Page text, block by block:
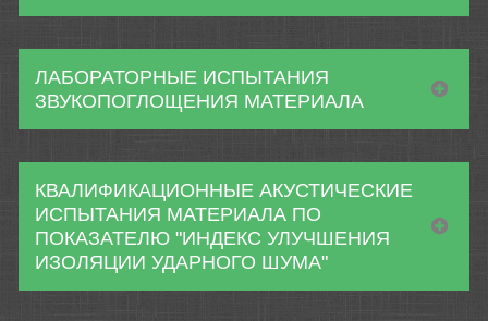
ЛАБОРАТОРНЫЕ ИСПЫТАНИЯ
ЗВУКОПОГЛОЩЕНИЯ МАТЕРИАЛА
КВАЛИФИКАЦИОННЫЕ АКУСТИЧЕСКИЕ
ИСПЫТАНИЯ МАТЕРИАЛА ПО
ПОКАЗАТЕЛЮ "ИНДЕКС УЛУЧШЕНИЯ
ИЗОЛЯЦИИ УДАРНОГО ШУМА"